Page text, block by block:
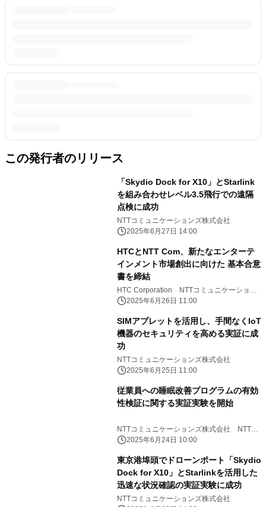
この発行者のリリース
「Skydio Dock for X10」とStarlink
を組み合わせレベル3.5飛行での遠隔
点検に成功
NTTコミュニケーションズ株式会社
2025年6月27日 14:00
HTCとNTT Com、新たなエンターテ
インメント市場創出に向けた 基本合意
書を締結
HTC Corporation NTTコミュニケーション
ズ株式会社
2025年6月26日 11:00
SIMアプレットを活用し、手間なくIoT
機器のセキュリティを高める実証に成
功
NTTコミュニケーションズ株式会社
2025年6月25日 11:00
従業員への睡眠改善プログラムの有効
性検証に関する実証実験を開始
NTTコミュニケーションズ株式会社 NTT
PARAVITA株式会社 みずほリサーチ＆テク
2025年6月24日 10:00
東京港埠頭でドローンポート「Skydio
Dock for X10」とStarlinkを活用した
迅速な状況確認の実証実験に成功
NTTコミュニケーションズ株式会社